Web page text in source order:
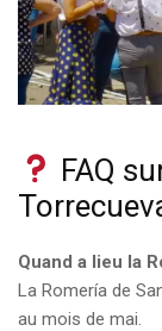
FAQ
Quand a lieu la
La Romería de
au mois de mai.